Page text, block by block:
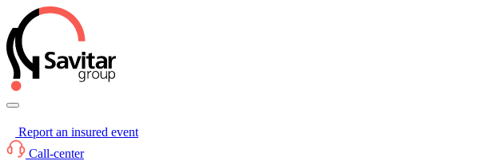
Report an insured event
Call-center